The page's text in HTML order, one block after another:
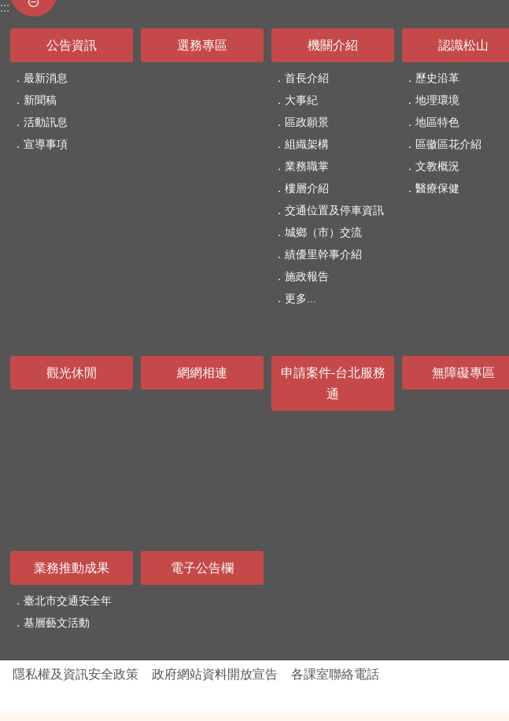
:::
公告資訊
最新消息
新聞稿
活動訊息
宣導事項
選務專區 機關介紹
首長介紹
大事紀
區政願景
組織架構
業務職掌
樓層介紹
交通位置及停車資訊
城鄉（市）交流
績優里幹事介紹
施政報告
更多...
認識松山
歷史沿革
地理環境
地區特色
區徽區花介紹
文教概況
醫療保健
觀光休閒 網網相連
申請案件-台北服務
通
無障礙專區
業務推動成果
臺北市交通安全年
基層藝文活動
電子公告欄
隱私權及資訊安全政策 政府網站資料開放宣告 各課室聯絡電話